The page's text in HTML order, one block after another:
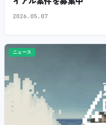
2026.05.07
ニュース